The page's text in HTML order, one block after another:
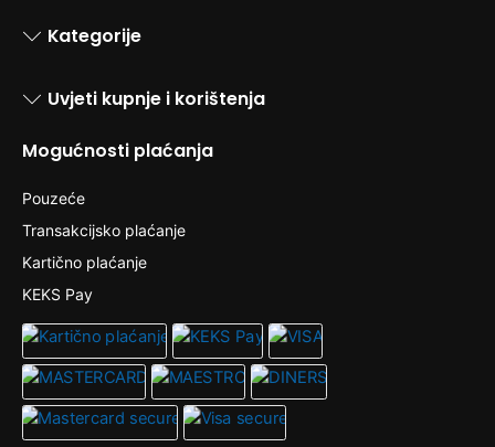
Kategorije
Uvjeti kupnje i korištenja
Mogućnosti plaćanja
Pouzeće
Transakcijsko plaćanje
Kartično plaćanje
KEKS Pay